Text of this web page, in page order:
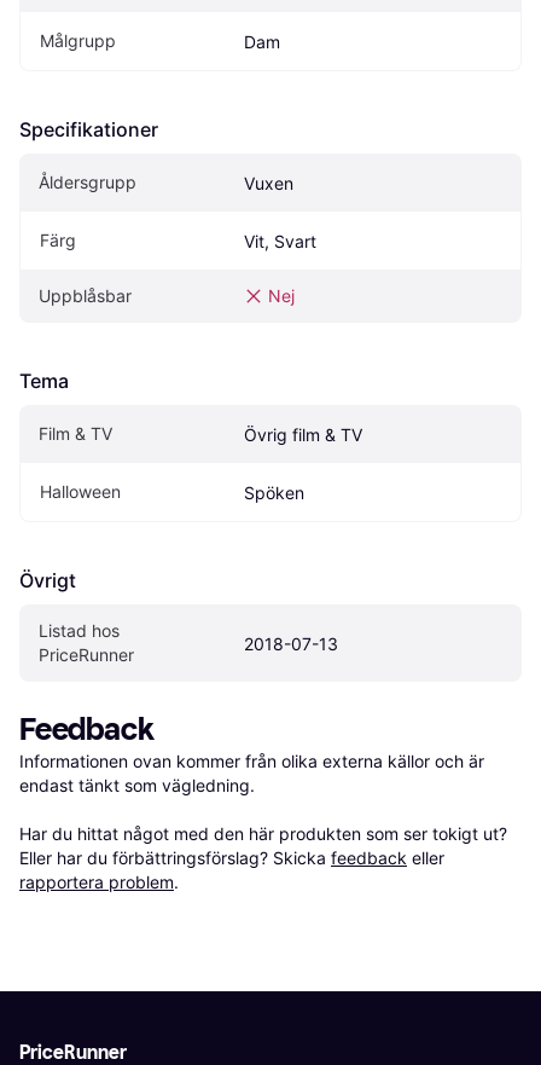
Målgrupp Dam
Specifikationer
Åldersgrupp Vuxen
Färg Vit, Svart
Uppblåsbar Nej
Tema
Film & TV Övrig film & TV
Halloween Spöken
Övrigt
Listad hos
PriceRunner
2018-07-13
Feedback
Informationen ovan kommer från olika externa källor och är
endast tänkt som vägledning.
Har du hittat något med den här produkten som ser tokigt ut?
Eller har du förbättringsförslag? Skicka feedback eller
rapportera problem.
PriceRunner